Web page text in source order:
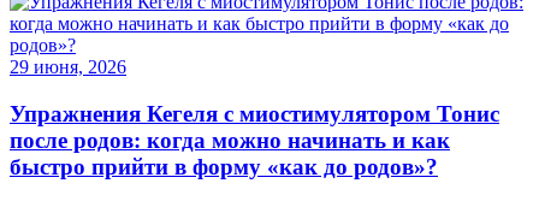
29 июня, 2026
Упражнения Кегеля с миостимулятором Тонис
после родов: когда можно начинать и как
быстро прийти в форму «как до родов»?